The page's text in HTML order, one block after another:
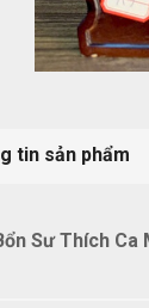
tin sản phẩm
Sư Thích Ca